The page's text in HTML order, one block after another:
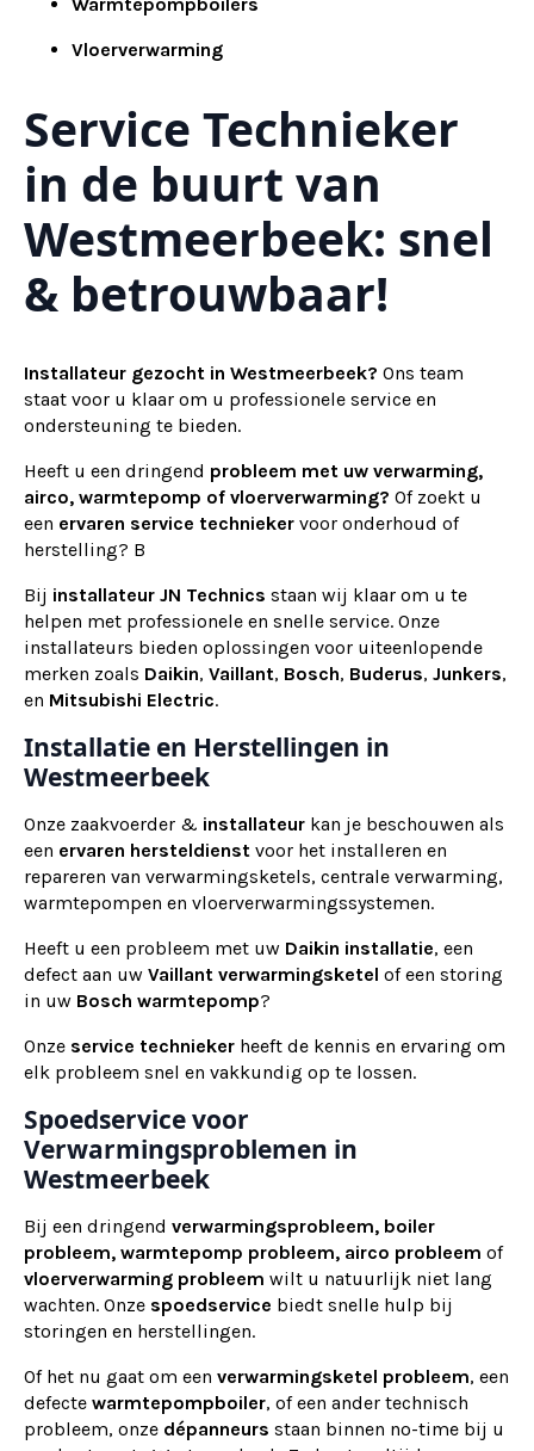
Vloerverwarming
Service Technieker
in de buurt van
Westmeerbeek: snel
& betrouwbaar!
Installateur gezocht in Westmeerbeek? Ons team
staat voor u klaar om u professionele service en
ondersteuning te bieden.
Heeft u een dringend probleem met uw verwarming,
airco, warmtepomp of vloerverwarming? Of zoekt u
een ervaren service technieker voor onderhoud of
herstelling? B
Bij installateur JN Technics staan wij klaar om u te
helpen met professionele en snelle service. Onze
installateurs bieden oplossingen voor uiteenlopende
merken zoals Daikin, Vaillant, Bosch, Buderus, Junkers,
en Mitsubishi Electric.
Installatie en Herstellingen in
Westmeerbeek
Onze zaakvoerder & installateur kan je beschouwen als
een ervaren hersteldienst voor het installeren en
repareren van verwarmingsketels, centrale verwarming,
warmtepompen en vloerverwarmingssystemen.
Heeft u een probleem met uw Daikin installatie, een
defect aan uw Vaillant verwarmingsketel of een storing
in uw Bosch warmtepomp?
Onze service technieker heeft de kennis en ervaring om
elk probleem snel en vakkundig op te lossen.
Spoedservice voor
Verwarmingsproblemen in
Westmeerbeek
Bij een dringend verwarmingsprobleem, boiler
probleem, warmtepomp probleem, airco probleem of
vloerverwarming probleem wilt u natuurlijk niet lang
wachten. Onze spoedservice biedt snelle hulp bij
storingen en herstellingen.
Of het nu gaat om een verwarmingsketel probleem, een
defecte warmtepompboiler, of een ander technisch
probleem, onze dépanneurs staan binnen no-time bij u